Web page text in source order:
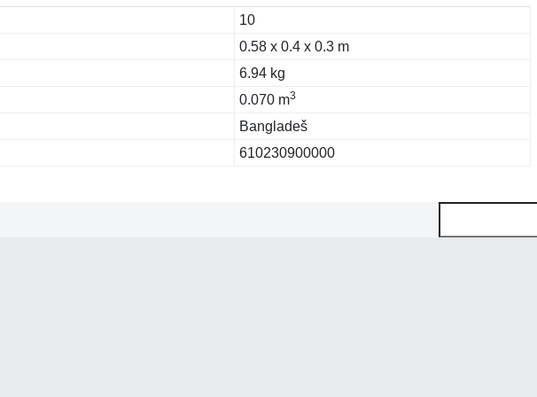
10
0.58 x 0.4 x 0.3 m
6.94 kg
0.070 m3
Bangladeš
610230900000
Pretraga